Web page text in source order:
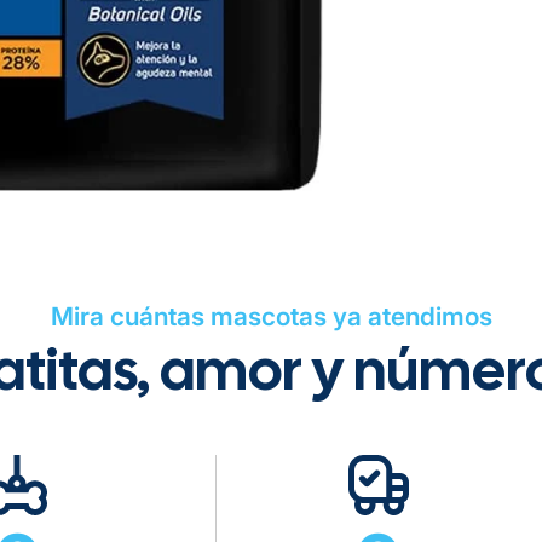
De 42 kg a 65
Mira cuántas mascotas ya atendimos
amor y